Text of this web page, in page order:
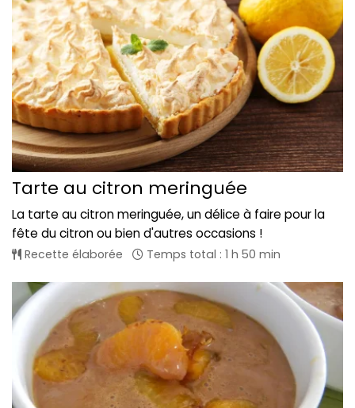
Tarte au citron meringuée
La tarte au citron meringuée, un délice à faire pour la
fête du citron ou bien d'autres occasions !
Recette élaborée Temps total : 1 h 50 min